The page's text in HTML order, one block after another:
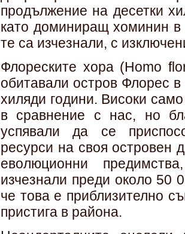
продължение на десетки
като доминиращ хоминин в
те са изчезнали, с
Флореските хора (Homo
обитавали остров Флорес
хиляди години. Високи
в сравнение с нас, но
успявали да се
ресурси на своя
еволюционни
изчезнали преди около 50
че това е приблизително
пристига в района.